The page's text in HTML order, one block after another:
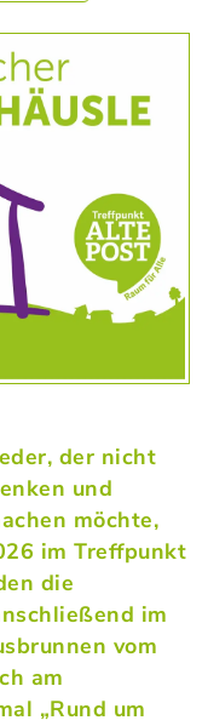
der nicht
und
möchte,
im Treffpunkt
die
im
vom
am
„Rund um